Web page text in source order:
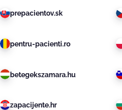
prepacientov.sk
pentru-pacienti.ro
betegekszamara.hu
zapacijente.hr